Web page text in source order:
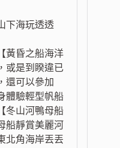
下海玩透透
黃昏之船海洋
或是到睽違已
還可以參加
體驗輕型帆船
冬山河鴨母船
船靜賞美麗河
北角海岸丟丟